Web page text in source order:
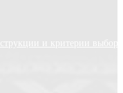
и критерии выбора